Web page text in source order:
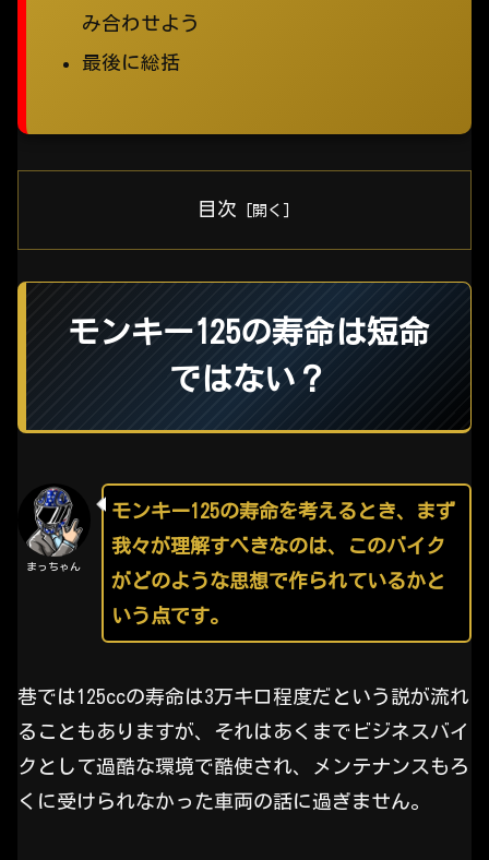
み合わせよう
最後に総括
目次
モンキー125の寿命は短命
ではない？
まっちゃん
モンキー125の寿命を考えるとき、まず
我々が理解すべきなのは、このバイク
がどのような思想で作られているかと
いう点です。
巷では125ccの寿命は3万キロ程度だという説が流れ
ることもありますが、それはあくまでビジネスバイ
クとして過酷な環境で酷使され、メンテナンスもろ
くに受けられなかった車両の話に過ぎません。